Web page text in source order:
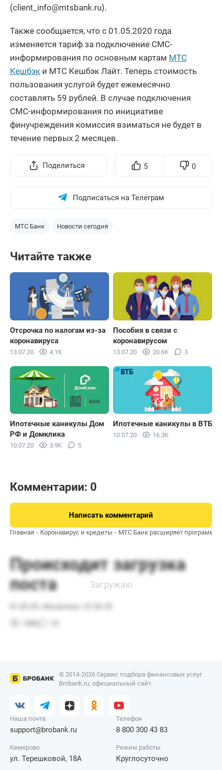
(client_info@mtsbank.ru).
Также сообщается, что с 01.05.2020 года
изменяется тариф за подключение СМС-
информирования по основным картам МТС
Кешбэк и МТС Кешбэк Лайт. Теперь стоимость
пользования услугой будет ежемесячно
составлять 59 рублей. В случае подключения
СМС-информирования по инициативе
финучреждения комиссия взиматься не будет в
течение первых 2 месяцев.
Поделиться 5 0
Подписаться на Телеграм
МТС Банк Новости сегодня
Читайте также
Отсрочка по налогам из-за
коронавируса
13.07.20 4.1K
Пособия в связи с
коронавирусом
13.07.20 20.6K 3
Ипотечные каникулы Дом
РФ и Домклика
10.07.20 3.9K 5
Ипотечные каникулы в ВТБ
10.07.20 16.3K
Комментарии: 0
Написать комментарий
Главная Коронавирус и кредиты МТС Банк расширяет программу
© 2014-2026 Сервис подбора финансовых услуг
Brobank.ru, официальный сайт.
Наша почта
support@brobank.ru
Телефон
8 800 300 43 83
Кемерово
ул. Терешковой, 18А
Режим работы
Круглосуточно